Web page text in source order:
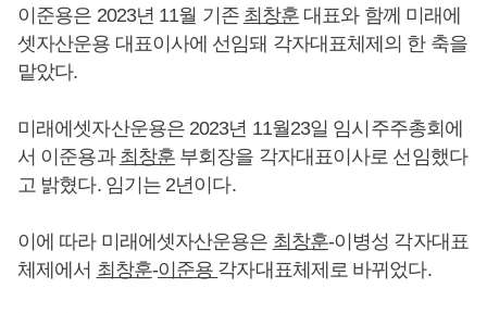
이준용은 2023년 11월 기존 최창훈 대표와 함께 미래에
셋자산운용 대표이사에 선임돼 각자대표체제의 한 축을
맡았다.
미래에셋자산운용은 2023년 11월23일 임시주주총회에
서 이준용과 최창훈 부회장을 각자대표이사로 선임했다
고 밝혔다. 임기는 2년이다.
이에 따라 미래에셋자산운용은 최창훈-이병성 각자대표
체제에서 최창훈-이준용 각자대표체제로 바뀌었다.